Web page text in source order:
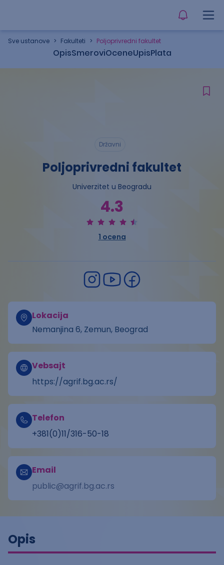
Sve ustanove > Fakulteti > Poljoprivredni fakultet
OpisSmeroviOceneUpisPlata
Državni
Poljoprivredni fakultet
Univerzitet u Beogradu
4.3
1 ocena
Lokacija
Nemanjina 6, Zemun, Beograd
Vebsajt
https://agrif.bg.ac.rs/
Telefon
+381(0)11/316-50-18
Email
public@agrif.bg.ac.rs
Opis